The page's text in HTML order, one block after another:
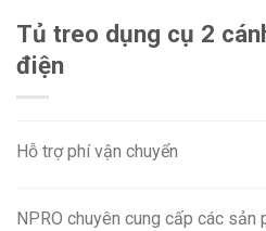
Tủ treo dụng cụ 2
điện
Hỗ trợ phí vận chuyển
NPRO chuyên cung cấp các